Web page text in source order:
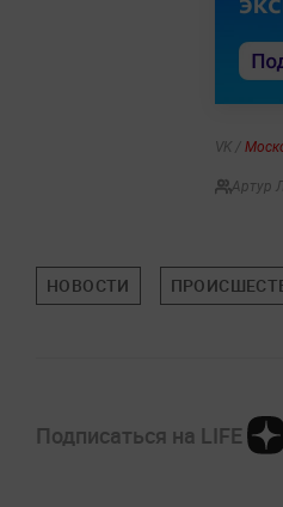
VK /
Артур
НОВОСТИ
Подписаться на LIFE